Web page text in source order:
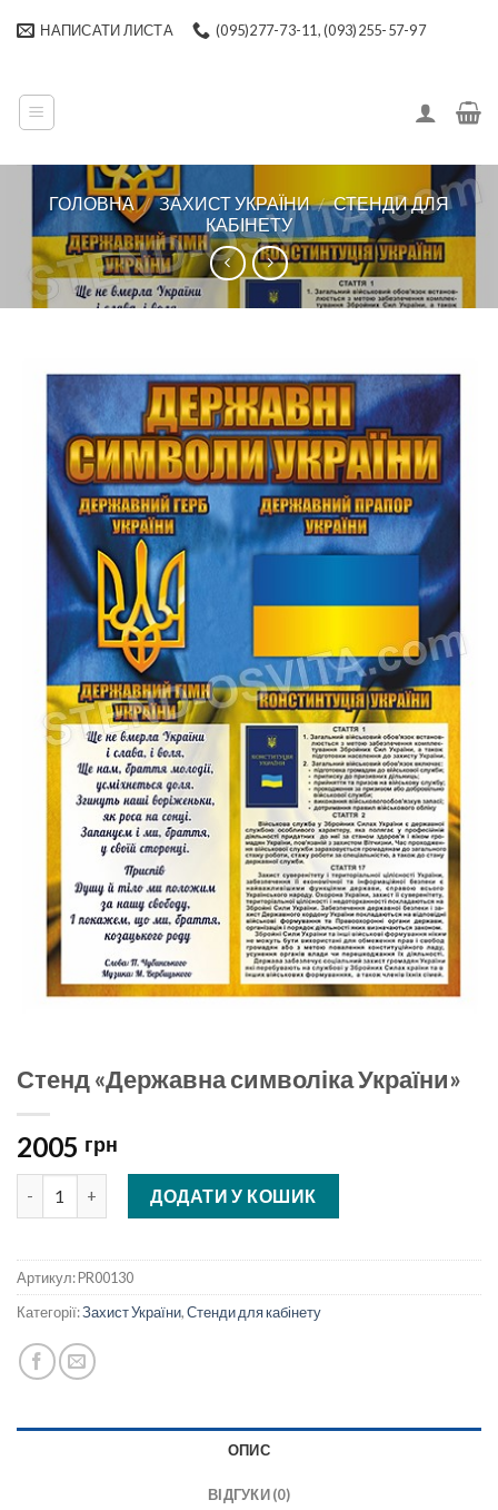
НАПИСАТИ ЛИСТА (095)277-73-11, (093)255-57-97
ГОЛОВНА / ЗАХИСТ УКРАЇНИ / СТЕНДИ ДЛЯ
КАБІНЕТУ
Стенд «Державна символіка України»
2005 грн
Стенд «Державна символіка України» кількість
ДОДАТИ У КОШИК
Артикул:PR00130
Категорії:Захист України,Стенди для кабінету
ОПИС
ВІДГУКИ (0)